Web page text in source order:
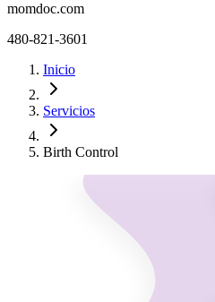
momdoc.com
480-821-3601
Inicio
Servicios
Birth Control